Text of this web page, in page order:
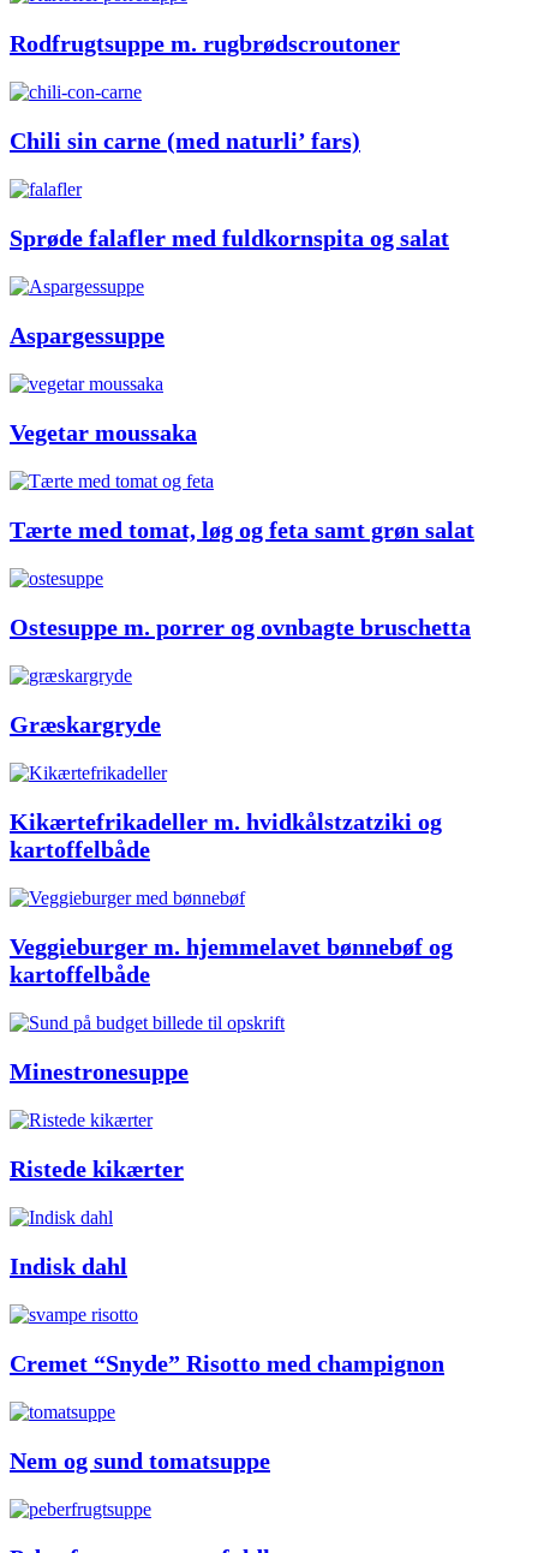
Rodfrugtsuppe m. rugbrødscroutoner
Chili sin carne (med naturli’ fars)
Sprøde falafler med fuldkornspita og salat
Aspargessuppe
Vegetar moussaka
Tærte med tomat, løg og feta samt grøn salat
Ostesuppe m. porrer og ovnbagte bruschetta
Græskargryde
Kikærtefrikadeller m. hvidkålstzatziki og
kartoffelbåde
Veggieburger m. hjemmelavet bønnebøf og
kartoffelbåde
Minestronesuppe
Ristede kikærter
Indisk dahl
Cremet “Snyde” Risotto med champignon
Nem og sund tomatsuppe